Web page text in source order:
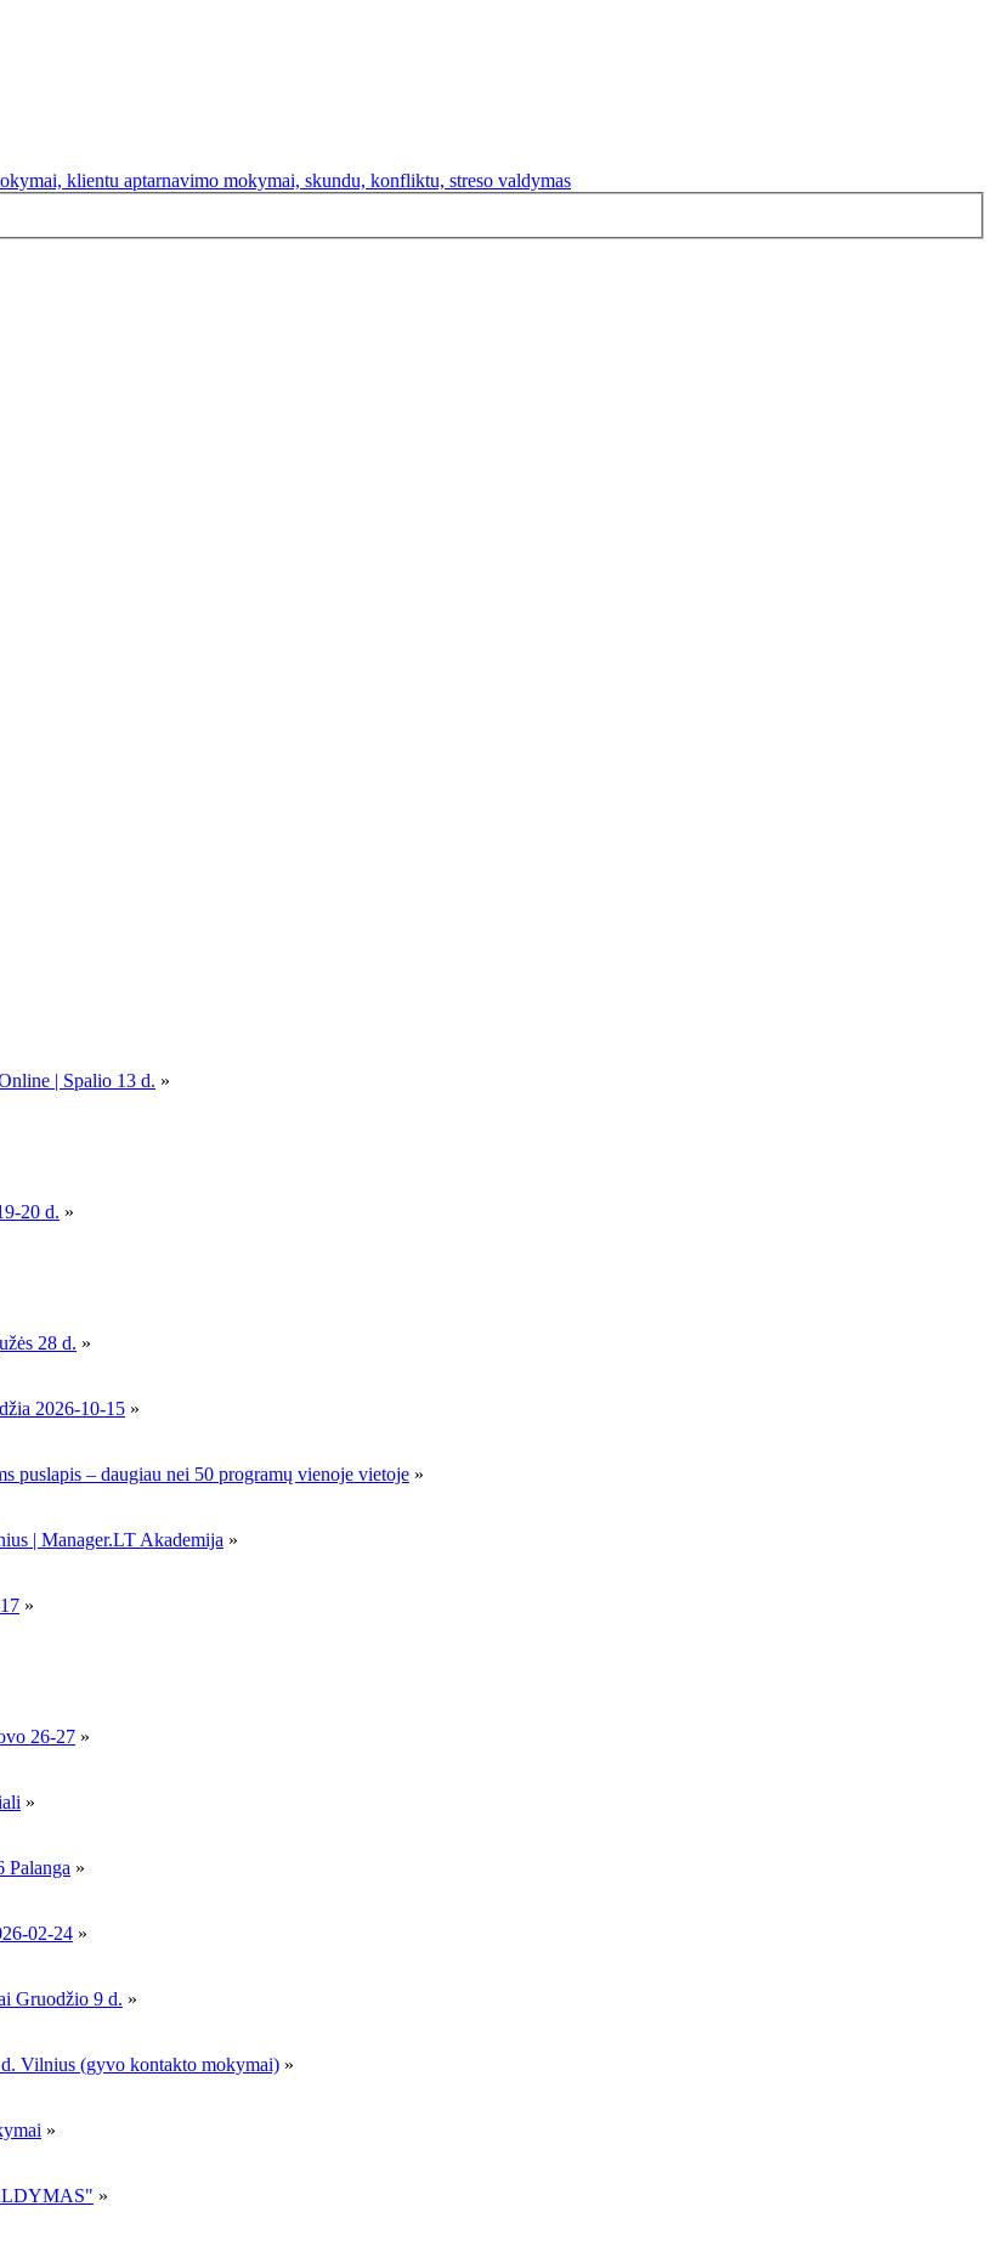
| Spalio 13 d. »
20 d. »
28 d. »
2026-10-15 »
puslapis – daugiau nei 50 programų vienoje vietoje »
| Manager.LT Akademija »
»
26-27 »
»
Palanga »
02-24 »
Gruodžio 9 d. »
Vilnius (gyvo kontakto mokymai) »
»
»